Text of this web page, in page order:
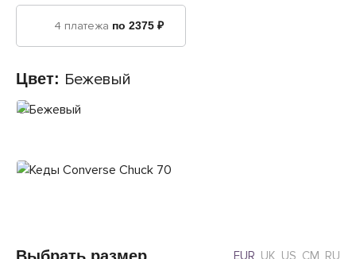
4 платежа по 2375 ₽
Цвет: Бежевый
EUR UK US CM RU